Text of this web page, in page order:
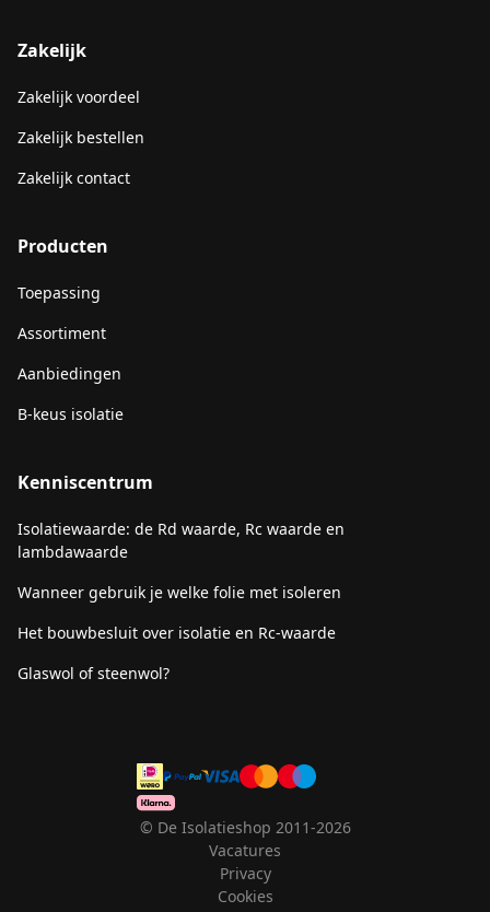
Zakelijk
Zakelijk voordeel
Zakelijk bestellen
Zakelijk contact
Producten
Toepassing
Assortiment
Aanbiedingen
B-keus isolatie
Kenniscentrum
Isolatiewaarde: de Rd waarde, Rc waarde en
lambdawaarde
Wanneer gebruik je welke folie met isoleren
Het bouwbesluit over isolatie en Rc-waarde
Glaswol of steenwol?
© De Isolatieshop 2011-2026
Vacatures
Privacy
Cookies